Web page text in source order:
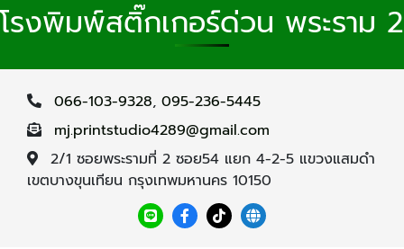
โรงพิมพ์สติ๊กเกอร์ด่วน พระราม 2
066-103-9328, 095-236-5445
mj.printstudio4289@gmail.com
2/1 ซอยพระรามที่ 2 ซอย54 แยก 4-2-5 แขวงแสมดำ
เขตบางขุนเทียน กรุงเทพมหานคร 10150